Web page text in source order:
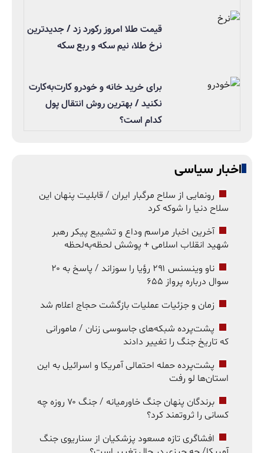
قیمت طلا امروز رکورد زد / جدیدترین
نرخ طلا، نیم سکه و ربع سکه
برای خرید خانه و خودرو کارت‌به‌کارت
نکنید / بهترین روش انتقال پول
کدام است؟
اخبار سیاسی
رونمایی از سلاح مرگبار ایران / قابلیت پنهان این
سلاح دنیا را شوکه کرد
آخرین اخبار مراسم وداع و تشییع پیکر رهبر
شهید انقلاب اسلامی + پوشش لحظه‌به‌لحظه
ناو وینسنس ۲۹۱ رؤیا را سوزاند / پاسخ به ۲۰
سوال درباره پرواز ۶۵۵
زمان و جزئیات عملیات بازگشت حجاج اعلام شد
پشت‌پرده شبکه‌های جاسوسی زنان / مامورانی
که تاریخ جنگ را تغییر دادند
پشت‌پرده حمله احتمالی آمریکا و اسرائیل به این
استان‌ها لو رفت
برندگان پنهان جنگ خاورمیانه / جنگ ۷۰ روزه چه
کسانی را ثروتمند کرد؟
افشاگری تازه مسعود پزشکیان از سناریوی جنگ